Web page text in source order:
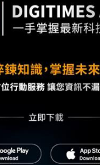
議部門待遇落差12倍
分紅還是拚擴產？ 三
罷工」反覆拉扯